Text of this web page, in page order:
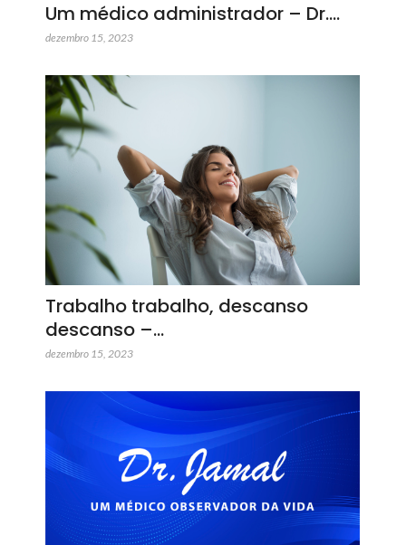
Um médico administrador – Dr.…
dezembro 15, 2023
Trabalho trabalho, descanso
descanso –…
dezembro 15, 2023